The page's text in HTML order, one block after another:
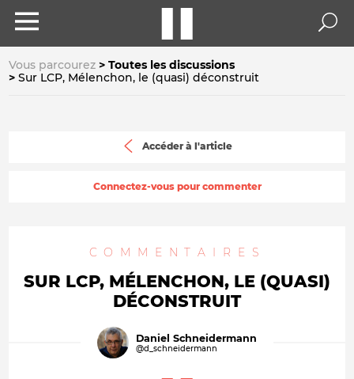
Vous parcourez
Toutes les discussions
Sur LCP, Mélenchon, le (quasi) déconstruit
Accéder à l'article
Connectez-vous pour commenter
COMMENTAIRES
SUR LCP, MÉLENCHON, LE (QUASI)
DÉCONSTRUIT
Daniel Schneidermann
@d_schneidermann